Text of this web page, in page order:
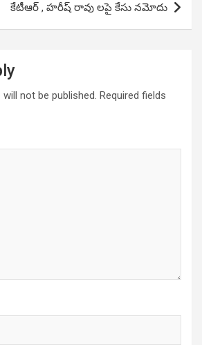
కేటీఆర్ , హరీష్ రావు లపై కేసు నమోదు
not be published. Required fields